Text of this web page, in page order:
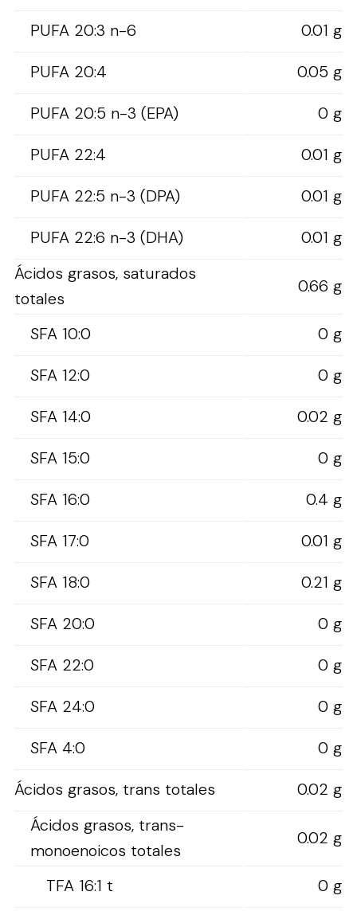
PUFA 20:3 n-6
0.01 g
PUFA 20:4
0.05 g
PUFA 20:5 n-3 (EPA)
0 g
PUFA 22:4
0.01 g
PUFA 22:5 n-3 (DPA)
0.01 g
PUFA 22:6 n-3 (DHA)
0.01 g
Ácidos grasos, saturados
totales
0.66 g
SFA 10:0
0 g
SFA 12:0
0 g
SFA 14:0
0.02 g
SFA 15:0
0 g
SFA 16:0
0.4 g
SFA 17:0
0.01 g
SFA 18:0
0.21 g
SFA 20:0
0 g
SFA 22:0
0 g
SFA 24:0
0 g
SFA 4:0
0 g
Ácidos grasos, trans totales
0.02 g
Ácidos grasos, trans-
monoenoicos totales
0.02 g
TFA 16:1 t
0 g